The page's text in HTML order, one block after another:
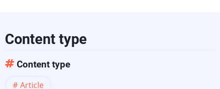
Content type
Content type
Article